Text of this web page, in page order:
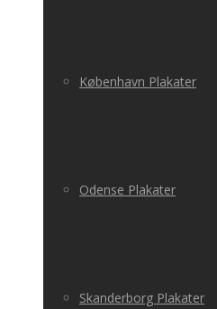
København Plakater
Odense Plakater
Skanderborg Plakater